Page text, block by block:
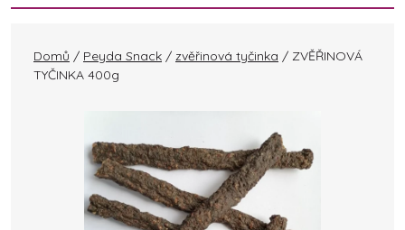
Domů / Peyda Snack / zvěřinová tyčinka / ZVĚŘINOVÁ
TYČINKA 400g